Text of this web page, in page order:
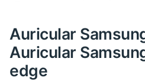
Auricular
Auricular
edge